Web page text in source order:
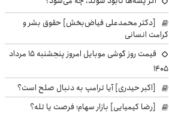
[دکتر محمدعلی فیاض‌بخش] حقوق بشر و
کرامت انسانی
قیمت روز گوشی موبایل امروز پنجشنبه ۱۵ مرداد
۱۴۰۵
[اکبر حیدری] آیا ترامپ به دنبال صلح است؟
[رضا کیمیایی] بازار سهام؛ فرصت یا تله؟